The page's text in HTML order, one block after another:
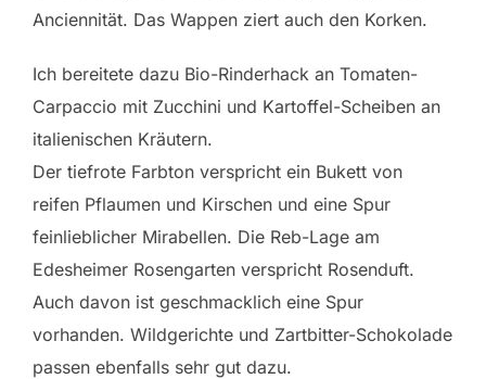
Anciennität. Das Wappen ziert auch den Korken.
Ich bereitete dazu Bio-Rinderhack an Tomaten-
Carpaccio mit Zucchini und Kartoffel-Scheiben an
italienischen Kräutern.
Der tiefrote Farbton verspricht ein Bukett von
reifen Pflaumen und Kirschen und eine Spur
feinlieblicher Mirabellen. Die Reb-Lage am
Edesheimer Rosengarten verspricht Rosenduft.
Auch davon ist geschmacklich eine Spur
vorhanden. Wildgerichte und Zartbitter-Schokolade
passen ebenfalls sehr gut dazu.